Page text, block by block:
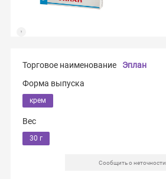
Торговое наименование
Эплан
Форма выпуска
крем
Вес
30 г
Сообщить о неточности